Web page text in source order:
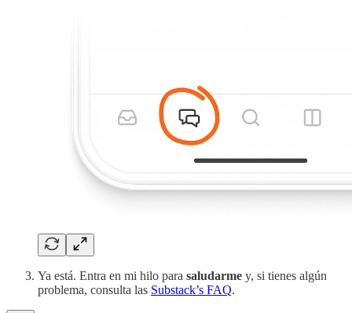
Ya está. Entra en mi hilo para saludarme y, si tienes algún
problema, consulta las Substack’s FAQ.